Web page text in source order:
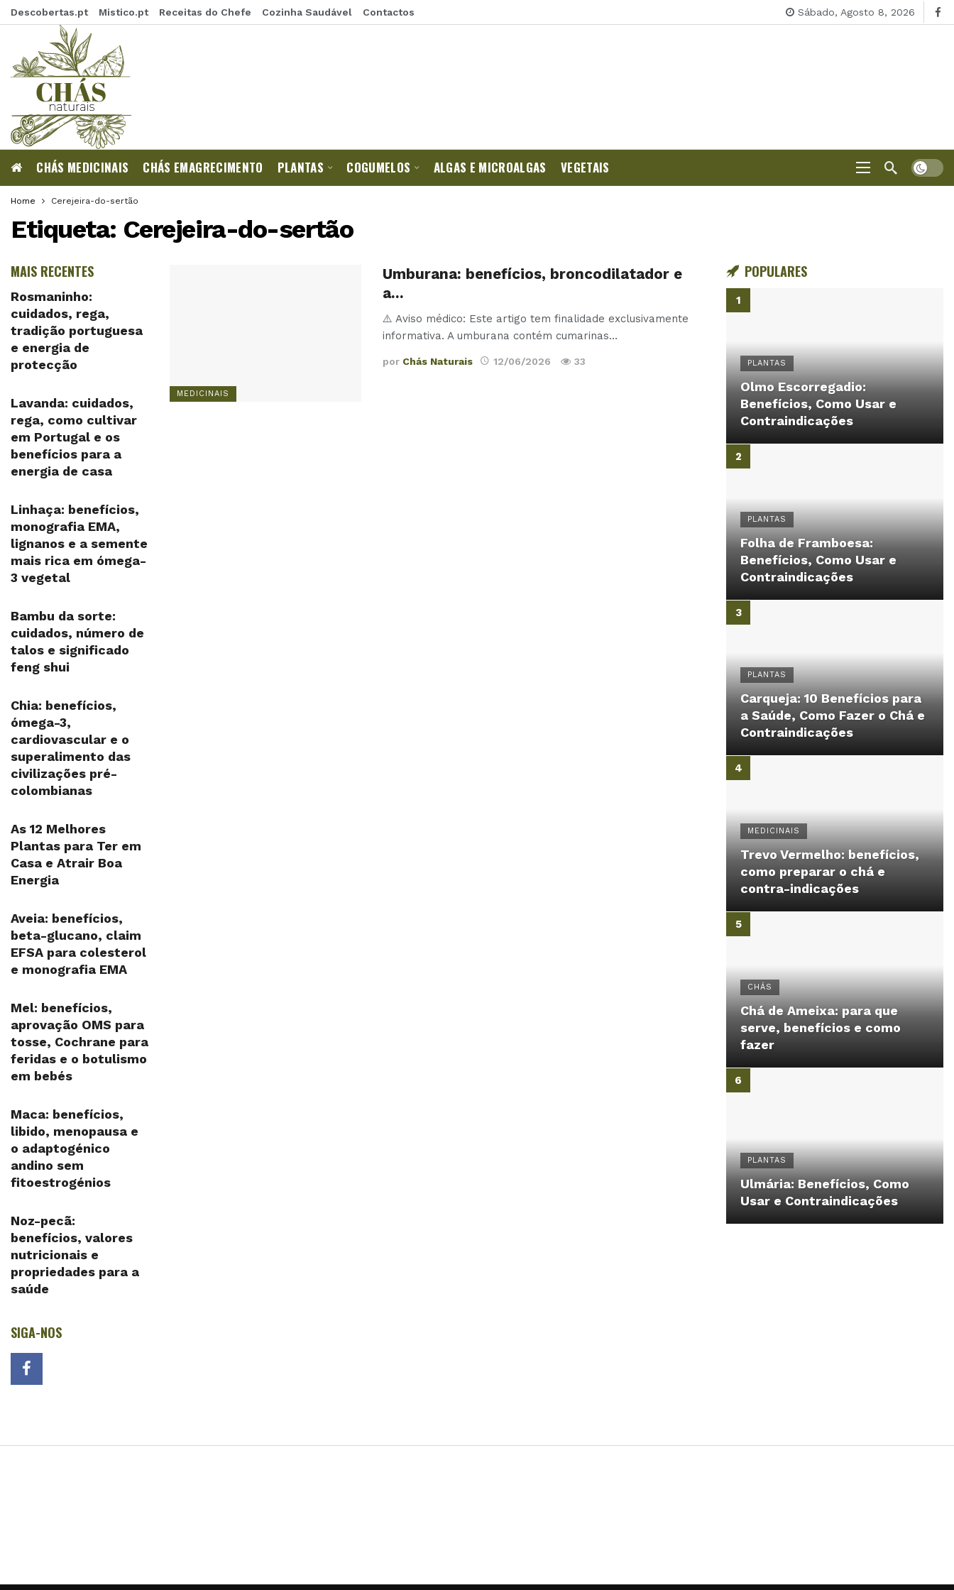
Descobertas.pt Mistico.pt Receitas do Chefe Cozinha Saudável Contactos Sábado, Agosto 8, 2026
CHÁS MEDICINAIS CHÁS EMAGRECIMENTO PLANTAS COGUMELOS ALGAS E MICROALGAS VEGETAIS
Home Cerejeira-do-sertão
Etiqueta: Cerejeira-do-sertão
MEDICINAIS
Umburana: benefícios, broncodilatador e
a…
⚠️ Aviso médico: Este artigo tem finalidade exclusivamente
informativa. A umburana contém cumarinas…
por Chás Naturais 12/06/2026 33
POPULARES
PLANTAS
Olmo Escorregadio:
Benefícios, Como Usar e
Contraindicações
PLANTAS
Folha de Framboesa:
Benefícios, Como Usar e
Contraindicações
PLANTAS
Carqueja: 10 Benefícios para
a Saúde, Como Fazer o Chá e
Contraindicações
MEDICINAIS
Trevo Vermelho: benefícios,
como preparar o chá e
contra-indicações
CHÁS
Chá de Ameixa: para que
serve, benefícios e como
fazer
PLANTAS
Ulmária: Benefícios, Como
Usar e Contraindicações
MAIS RECENTES
Rosmaninho:
cuidados, rega,
tradição portuguesa
e energia de
protecção
Lavanda: cuidados,
rega, como cultivar
em Portugal e os
benefícios para a
energia de casa
Linhaça: benefícios,
monografia EMA,
lignanos e a semente
mais rica em ómega-
3 vegetal
Bambu da sorte:
cuidados, número de
talos e significado
feng shui
Chia: benefícios,
ómega-3,
cardiovascular e o
superalimento das
civilizações pré-
colombianas
As 12 Melhores
Plantas para Ter em
Casa e Atrair Boa
Energia
Aveia: benefícios,
beta-glucano, claim
EFSA para colesterol
e monografia EMA
Mel: benefícios,
aprovação OMS para
tosse, Cochrane para
feridas e o botulismo
em bebés
Maca: benefícios,
libido, menopausa e
o adaptogénico
andino sem
fitoestrogénios
Noz-pecã:
benefícios, valores
nutricionais e
propriedades para a
saúde
SIGA-NOS